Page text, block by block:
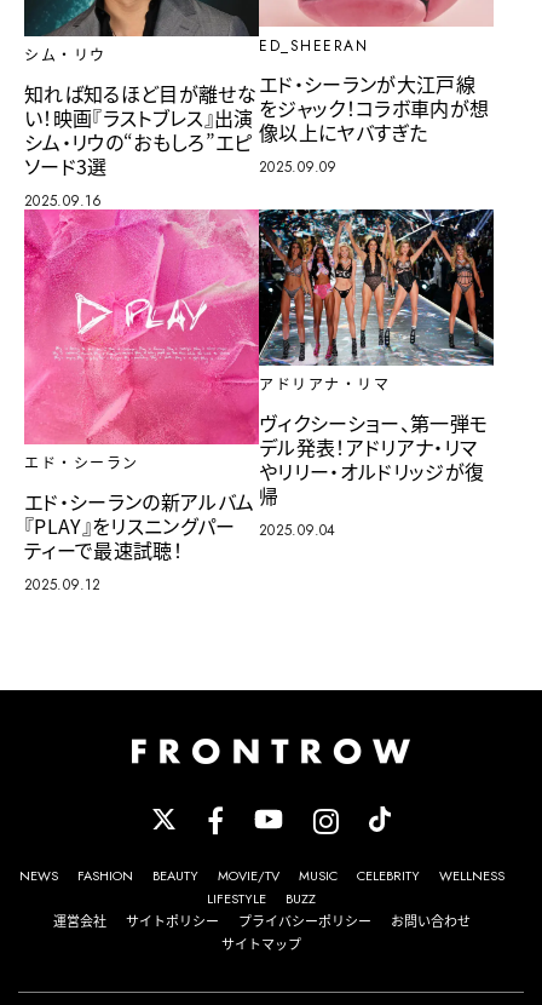
シム・リウ
知れば知るほど目が離せな
い！映画『ラストブレス』出演
シム・リウの“おもしろ”エピ
ソード3選
2025.09.16
ED_SHEERAN
エド・シーランが大江戸線
をジャック！コラボ車内が想
像以上にヤバすぎた
2025.09.09
エド・シーラン
エド・シーランの新アルバム
『PLAY』をリスニングパー
ティーで最速試聴！
2025.09.12
アドリアナ・リマ
ヴィクシーショー、第一弾モ
デル発表！アドリアナ・リマ
やリリー・オルドリッジが復
帰
2025.09.04
NEWS FASHION BEAUTY MOVIE/TV MUSIC CELEBRITY
WELLNESS
LIFESTYLE
BUZZ
運営会社
サイトポリシー プライバシーポリシー
お問い合わせ
サイトマップ